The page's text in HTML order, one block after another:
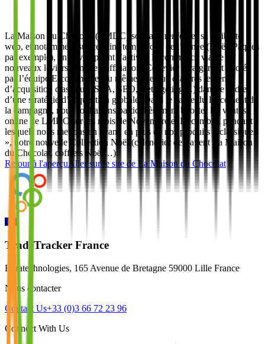
La Maison du Chocolat (LMDC) souhaite renforcer sa visibilité
web, et notamment sur certains temps forts de l’année (Noël, Pâques
par exemple), en développant l’activité E-commerce via de
nouveaux leviers comme l’affiliation. Ce levier sera géré et piloté
par l’équipe E-commerce, au même titre que d’autres leviers
d’acquisition classique (SEA, SEO, Retargeting…) dans le cadre
d’une stratégie d’acquisition globale. Dans le cadre du lancement de
la campagne, nous souhaitons particulièrement booster les ventes
online de LMDC sur les mois de Novembre et Décembre, pendant
lesquels nous mettons en avant, en plus de nos produits « classiques
», notre nouvelle Collection Noël (calendrier de l’avent La Maison
du Chocolat, coffrets Noël…).
Retour à l'aperçuAller sur le site de La Maison du Chocolat
TradeTracker France
Euratechnologies, 165 Avenue de Bretagne 59000 Lille France
Nous contacter
Contact Us+33 (0)3 66 72 23 96
Connect With Us